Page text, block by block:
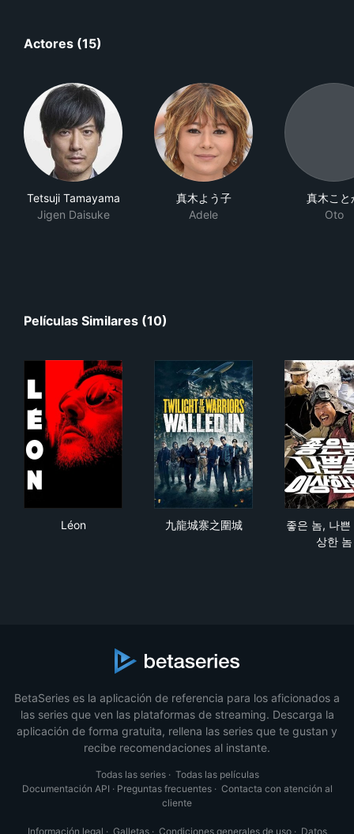
Actores (15)
Tetsuji Tamayama
Jigen Daisuke
真木よう子
Adele
真木こと
Oto
Películas Similares (10)
Léon 九龍城寨之圍城
좋은 놈, 나쁜
상한 놈
BetaSeries es la aplicación de referencia para los aficionados a
las series que ven las plataformas de streaming. Descarga la
aplicación de forma gratuita, rellena las series que te gustan y
recibe recomendaciones al instante.
Todas las series· Todas las películas
Documentación API · Preguntas frecuentes· Contacta con atención al
cliente
Información legal · Galletas· Condiciones generales de uso· Datos